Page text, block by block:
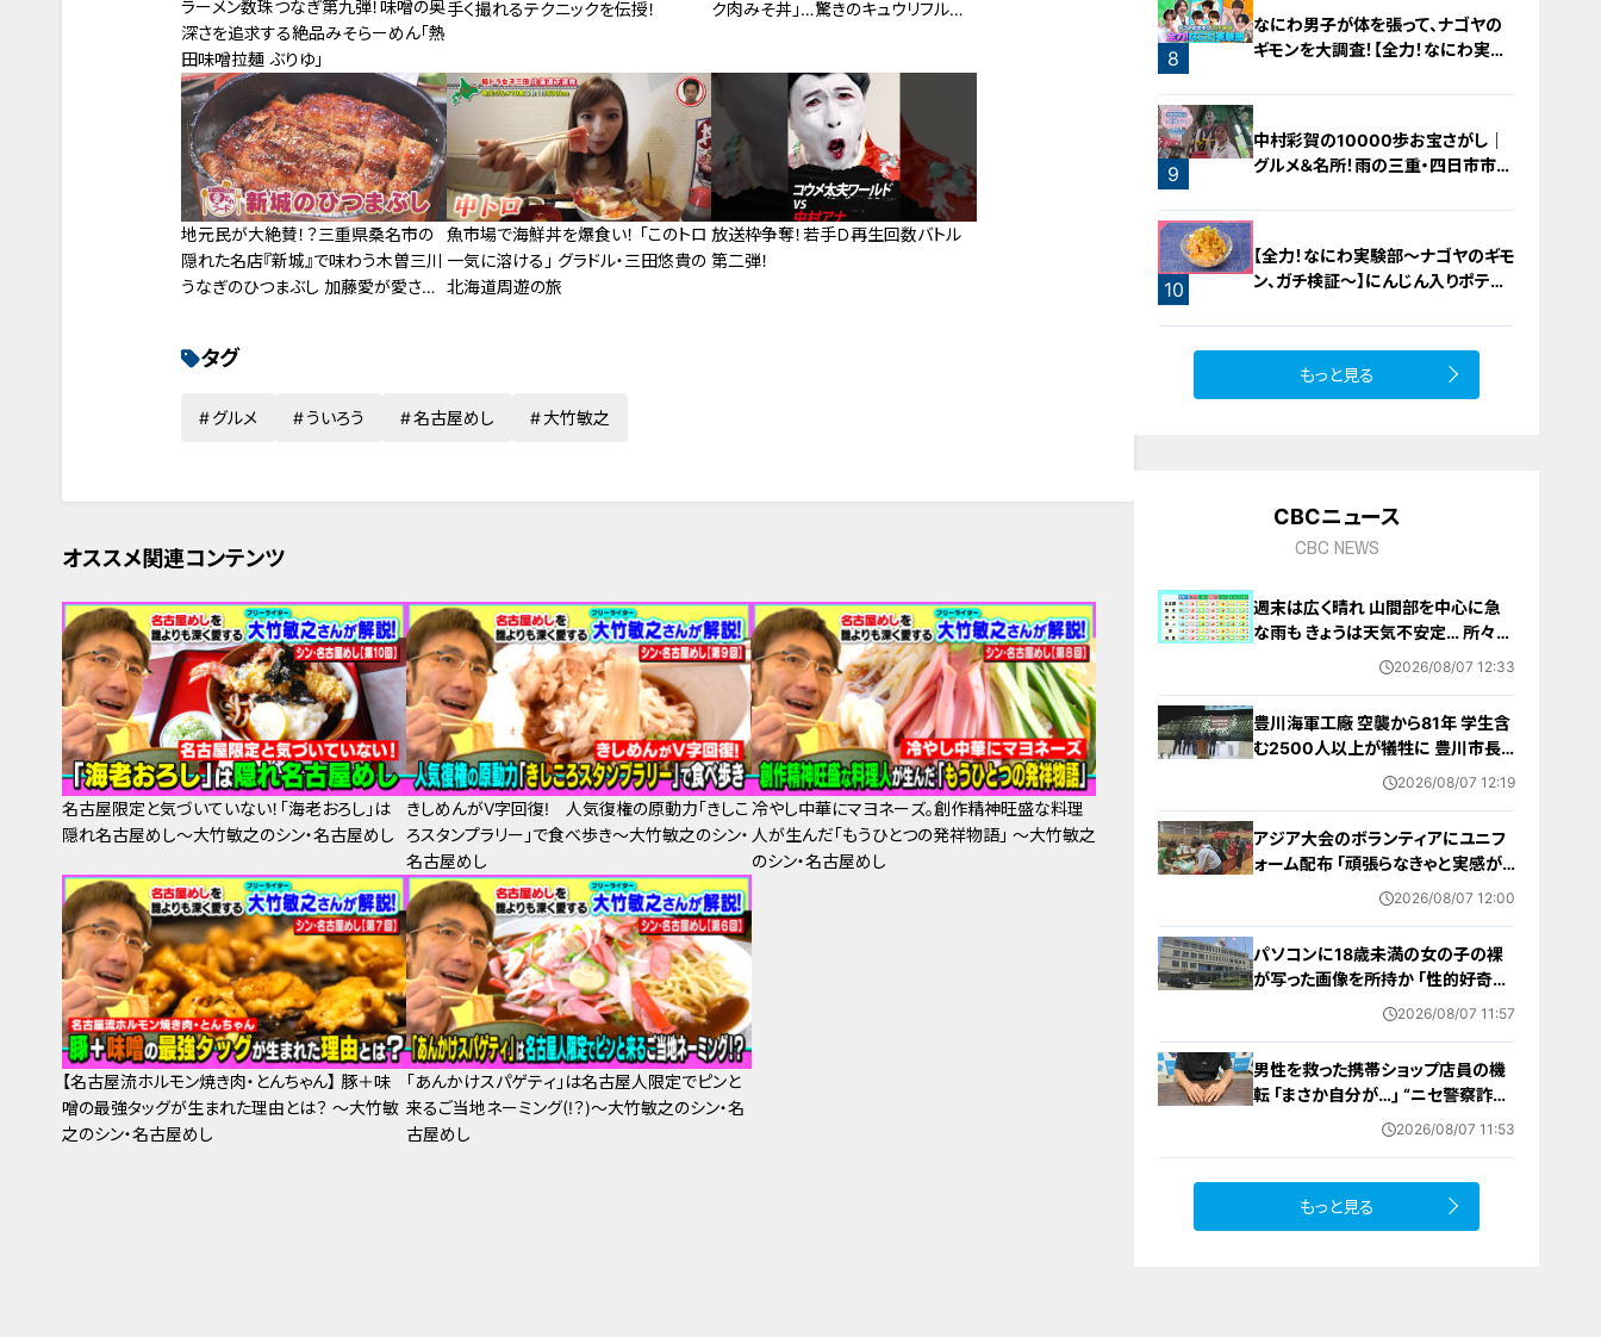
ラーメン数珠つなぎ第九弾！味噌の奥
深さを追求する絶品みそらーめん「熱
田味噌拉麺 ぶりゆ」
手く撮れるテクニックを伝授！
ク肉みそ丼」…驚きのキュウリフルコ
地元民が大絶賛！？三重県桑名市の
隠れた名店『新城』で味わう木曽三川
うなぎのひつまぶし 加藤愛が愛され
魚市場で海鮮丼を爆食い！ 「このトロ
一気に溶ける」 グラドル・三田悠貴の
北海道周遊の旅
放送枠争奪！若手Ｄ再生回数バトル
第二弾！
タグ
グルメ ういろう 名古屋めし 大竹敏之
オススメ関連コンテンツ
名古屋限定と気づいていない！「海老おろし」は
隠れ名古屋めし～大竹敏之のシン・名古屋めし
きしめんがV字回復! 人気復権の原動力「きしこ
ろスタンプラリー」で食べ歩き～大竹敏之のシン・
名古屋めし
冷やし中華にマヨネーズ。創作精神旺盛な料理
人が生んだ「もうひとつの発祥物語」 ～大竹敏之
のシン・名古屋めし
【名古屋流ホルモン焼き肉・とんちゃん】 豚＋味
噌の最強タッグが生まれた理由とは？ ～大竹敏
之のシン・名古屋めし
「あんかけスパゲティ」は名古屋人限定でピンと
来るご当地ネーミング(!？)～大竹敏之のシン・名
古屋めし
7
8
なにわ男子が体を張って、ナゴヤの
ギモンを大調査！【全力！なにわ実験
9
中村彩賀の10000歩お宝さがし｜
グルメ＆名所！雨の三重・四日市市で
10
【全力！なにわ実験部～ナゴヤのギモ
ン、ガチ検証～】にんじん入りポテト
もっと見る
CBCニュース
CBC NEWS
週末は広く晴れ 山間部を中心に急
な雨も きょうは天気不安定… 所々で
雨予想 愛知･名古屋･岐阜･三重の天
2026/08/07 12:33
豊川海軍工廠 空襲から81年 学生含
む2500人以上が犠牲に 豊川市長
｢恒久平和に向けて全力を尽くす｣ 平
2026/08/07 12:19
アジア大会のボランティアにユニフ
ォーム配布 ｢頑張らなきゃと実感が
湧いた｣ 名古屋･中区の愛知県体育
2026/08/07 12:00
パソコンに18歳未満の女の子の裸
が写った画像を所持か ｢性的好奇心
を満たす目的｣ 小学校講師の38歳
2026/08/07 11:57
男性を救った携帯ショップ店員の機
転 ｢まさか自分が…｣ “ニセ警察詐
欺”を間一髪で防ぐ 被害者が語る事
2026/08/07 11:53
もっと見る